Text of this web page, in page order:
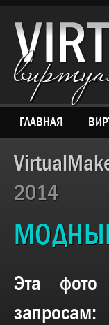
ГЛАВНАЯ
2014
Эта фото
запросам: